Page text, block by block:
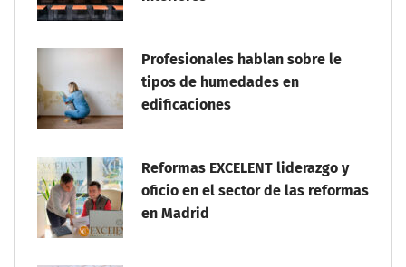
Profesionales hablan sobre le
tipos de humedades en
edificaciones
Reformas EXCELENT liderazgo y
oficio en el sector de las reformas
en Madrid